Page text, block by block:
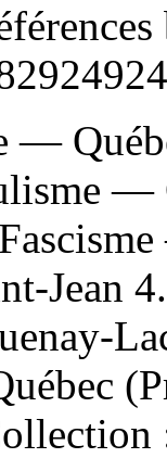
—
Jean